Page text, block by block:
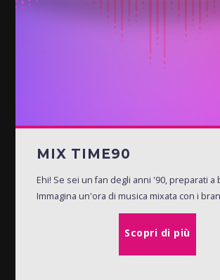
MIX TIME90
Ehi! Se sei un fan degli anni '90, preparati a
Immagina un'ora di musica mixata con i
Scopri di più